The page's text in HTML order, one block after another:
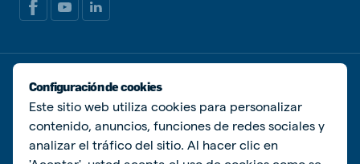
Política de privacidadPolítica de Cookies
Administrar Cookies
© De Heus Animal Nutrition
Configuración de cookies
Este sitio web utiliza cookies para personalizar
contenido, anuncios, funciones de redes sociales y
analizar el tráfico del sitio. Al hacer clic en